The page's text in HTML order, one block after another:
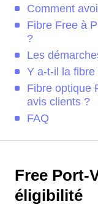
Comment
Fibre Free à
?
Les
Y a-t-il la
Fibre optique
avis clients ?
FAQ
Free Port-
éligibilité